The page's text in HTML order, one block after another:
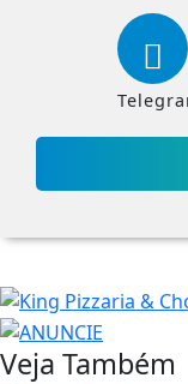
Veja Também